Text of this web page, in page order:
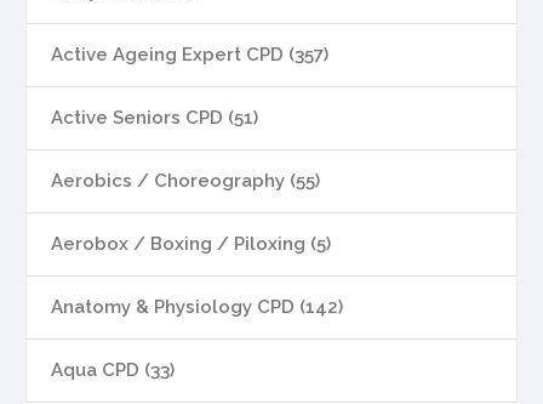
Active Ageing Expert CPD (357)
Active Seniors CPD (51)
Aerobics / Choreography (55)
Aerobox / Boxing / Piloxing (5)
Anatomy & Physiology CPD (142)
Aqua CPD (33)